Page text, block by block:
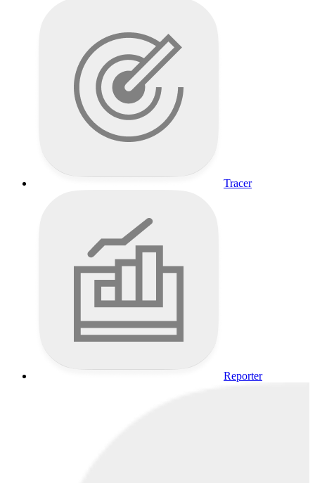
Tracer
Reporter